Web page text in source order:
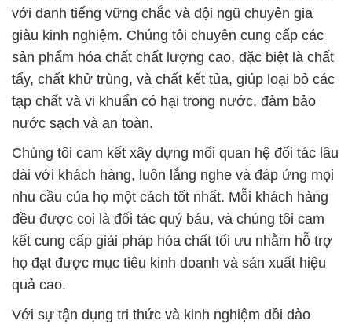
với danh tiếng vững chắc và đội ngũ chuyên gia
giàu kinh nghiệm. Chúng tôi chuyên cung cấp các
sản phẩm hóa chất chất lượng cao, đặc biệt là chất
tẩy, chất khử trùng, và chất kết tủa, giúp loại bỏ các
tạp chất và vi khuẩn có hại trong nước, đảm bảo
nước sạch và an toàn.
Chúng tôi cam kết xây dựng mối quan hệ đối tác lâu
dài với khách hàng, luôn lắng nghe và đáp ứng mọi
nhu cầu của họ một cách tốt nhất. Mỗi khách hàng
đều được coi là đối tác quý báu, và chúng tôi cam
kết cung cấp giải pháp hóa chất tối ưu nhằm hỗ trợ
họ đạt được mục tiêu kinh doanh và sản xuất hiệu
quả cao.
Với sự tận dụng tri thức và kinh nghiệm dồi dào